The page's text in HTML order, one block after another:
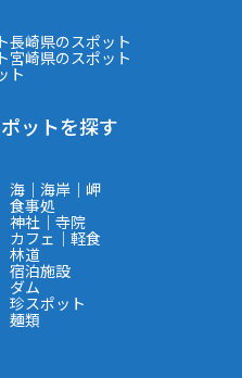
長崎県のスポット
宮崎県のスポット
ト
ットを探す
海｜海岸｜岬
食事処
神社｜寺院
カフェ｜軽食
林道
宿泊施設
ダム
珍スポット
麺類